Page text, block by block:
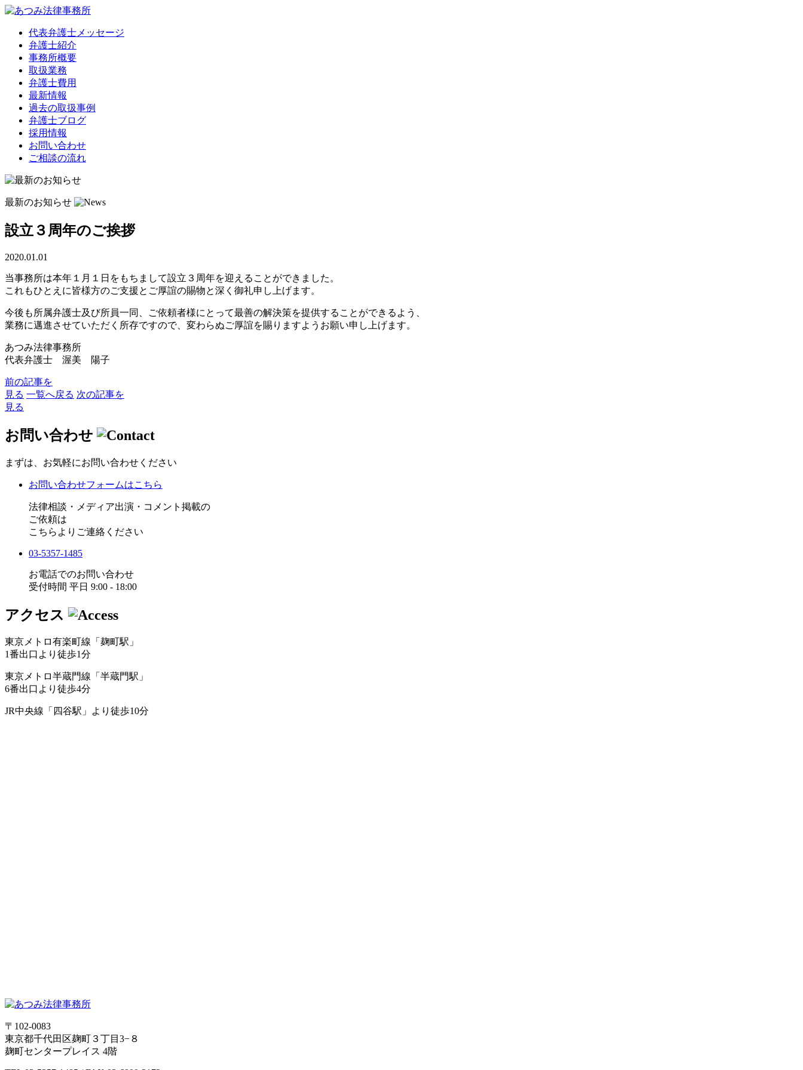
代表弁護士メッセージ
弁護士紹介
事務所概要
取扱業務
弁護士費用
最新情報
過去の取扱事例
弁護士ブログ
採用情報
お問い合わせ
ご相談の流れ
最新のお知らせ
設立３周年のご挨拶
2020.01.01
当事務所は本年１月１日をもちまして設⽴３周年を迎えることができました。
これもひとえに皆様⽅のご⽀援とご厚誼の賜物と深く御礼申し上げます。
今後も所属弁護⼠及び所員⼀同、ご依頼者様にとって最善の解決策を提供することができるよう、
業務に邁進させていただく所存ですので、変わらぬご厚誼を賜りますようお願い申し上げます。
あつみ法律事務所
代表弁護士 渥美 陽子
前の記事を
見る 一覧へ戻る 次の記事を
見る
お問い合わせ
まずは、お気軽にお問い合わせください
お問い合わせフォームはこちら
法律相談・メディア出演・コメント掲載の
ご依頼は
こちらよりご連絡ください
03-5357-1485
お電話でのお問い合わせ
受付時間 平日 9:00 - 18:00
アクセス
東京メトロ有楽町線「麹町駅」
1番出口より徒歩1分
東京メトロ半蔵門線「半蔵門駅」
6番出口より徒歩4分
JR中央線「四谷駅」より徒歩10分
〒102-0083
東京都千代田区麹町３丁目3−８
麹町センタープレイス 4階